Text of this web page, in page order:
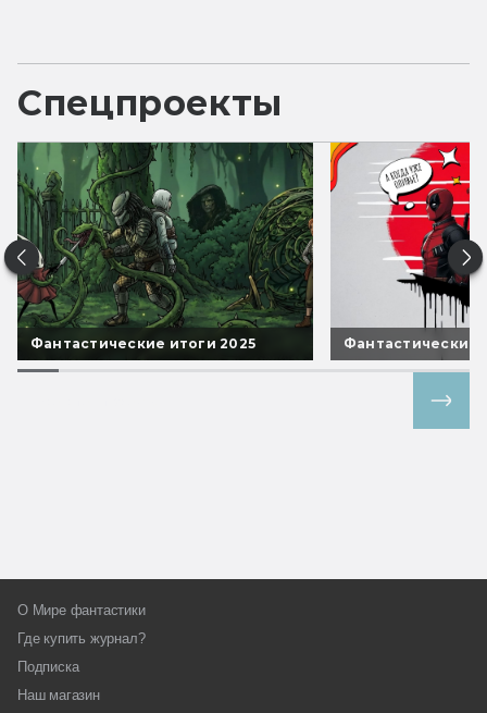
Спецпроекты
Фантастические итоги 2025 Фантастические
О Мире фантастики
Где купить журнал?
Подписка
Наш магазин